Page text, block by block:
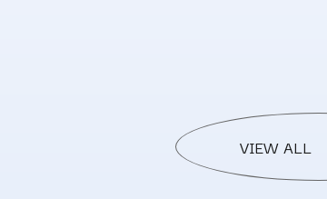
VIEW ALL